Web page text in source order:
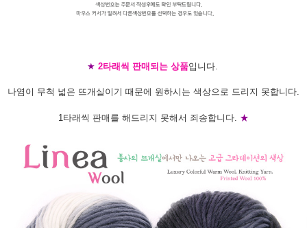
★ 2타래씩 판매되는 상품입니다.
나염이 무척 넓은 뜨개실이기 때문에 원하시는 색상으로 드리지 못합니다.
1타래씩 판매를 해드리지 못해서 죄송합니다. ★